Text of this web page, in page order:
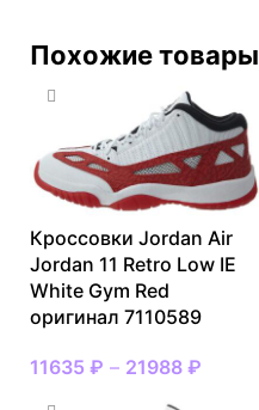
Похожие товары
Кроссовки Jordan Air
Jordan 11 Retro Low IE
White Gym Red
оригинал 7110589
11635 ₽ – 21988 ₽